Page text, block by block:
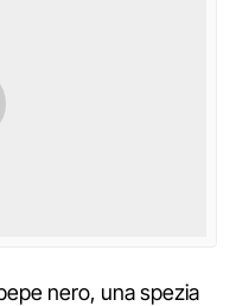
nero, una spezia